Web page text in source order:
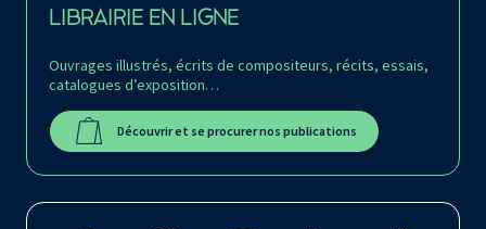
LIBRAIRIE EN LIGNE
Ouvrages illustrés, écrits de compositeurs, récits, essais,
catalogues d’exposition…
Découvrir et se procurer nos publications